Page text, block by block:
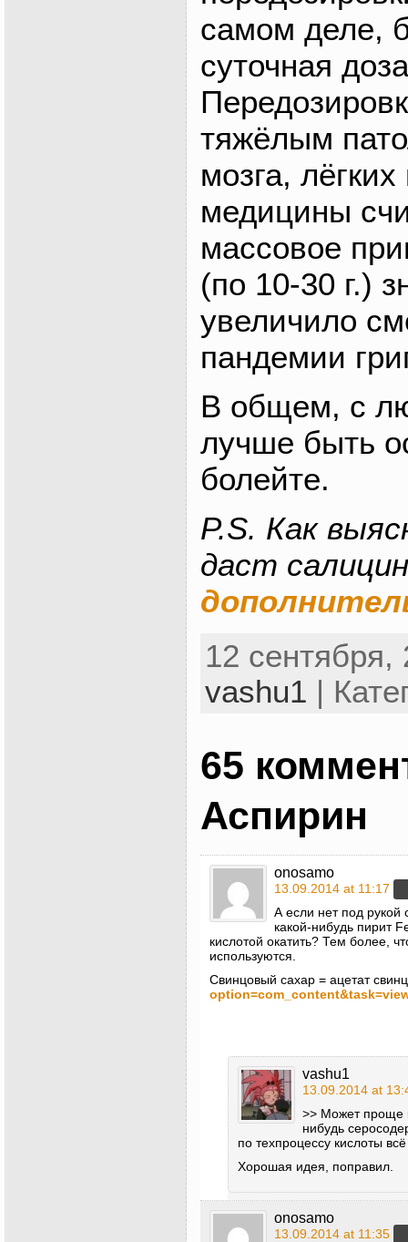
самом деле,
суточная
тяжёлым
мозга,
медицины
массовое
(по 10-30 г.)
увеличило
пандемии
В общем, с
лучше быть
болейте.
P.S. Как
даст
12 сентября,
vashu1 |
65
Аспирин
onosamo
13.09.2014 at 11:17
А если нет под
какой-нибудь пирит
кислотой окатить? Тем более,
используются.
Свинцовый сахар = ацетат
vashu1
13.09.2014 at
>> Может проще
нибудь
по техпроцессу кислоты
Хорошая идея, поправил.
onosamo
13.09.2014 at 11:35